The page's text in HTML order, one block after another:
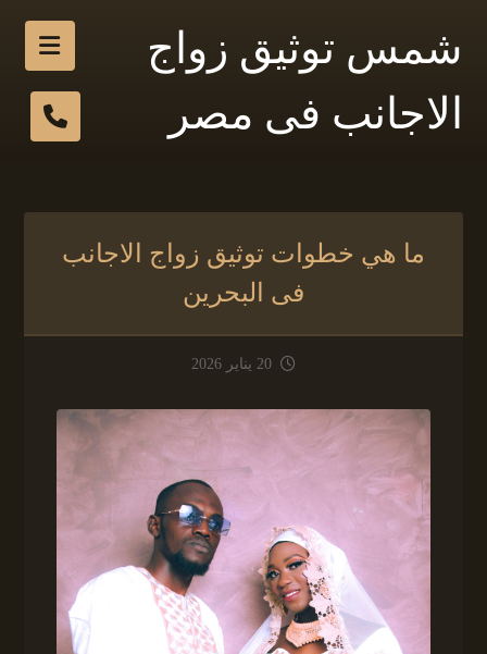
شمس توثيق زواج
الاجانب فى مصر
ما هي خطوات توثيق زواج الاجانب
فى البحرين
20 يناير 2026